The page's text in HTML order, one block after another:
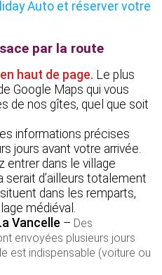
Auto et réserver votre
par la route
haut de page. Le plus
Google Maps qui vous
de nos gîtes, quel que soit
informations précises
jours avant votre arrivée.
entrer dans le village
serait d’ailleurs totalement
dans les remparts,
médiéval.
Vancelle – Des
envoyées plusieurs jours
est indispensable (voiture ou